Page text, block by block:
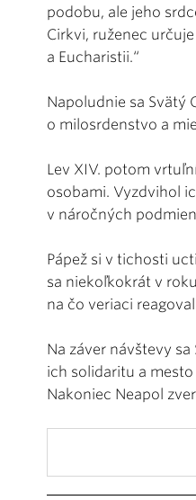
podobu, ale jeho
Cirkvi, ruženec
a Eucharistii.“
Napoludnie sa Svätý
o milosrdenstvo a
Lev XIV. potom
osobami. Vyzdvihol
v náročných
Pápež si v tichosti
sa niekoľkokrát v
na čo veriaci
Na záver návštevy
ich solidaritu a
Nakoniec Neapol